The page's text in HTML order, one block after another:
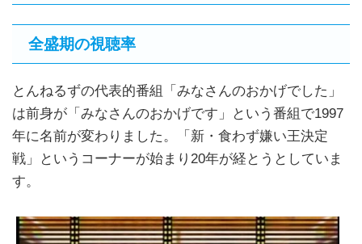
全盛期の視聴率
とんねるずの代表的番組「みなさんのおかげでした」
は前身が「みなさんのおかげです」という番組で1997
年に名前が変わりました。「新・食わず嫌い王決定
戦」というコーナーが始まり20年が経とうとしていま
す。